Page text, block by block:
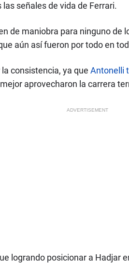
señales de vida de Ferrari.
de maniobra para ninguno de
aún así fueron por todo en
consistencia, ya que Antonelli
aprovecharon la carrera
ADVERTISEMENT
logrando posicionar a Hadjar